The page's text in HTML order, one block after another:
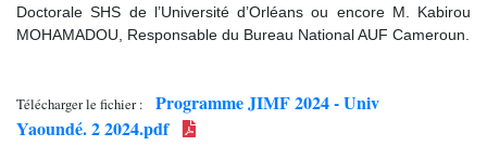
Doctorale SHS de l’Université d’Orléans ou encore M. Kabirou
MOHAMADOU, Responsable du Bureau National AUF Cameroun.
Télécharger le fichier :
Programme JIMF 2024 - Univ
Yaoundé. 2 2024.pdf